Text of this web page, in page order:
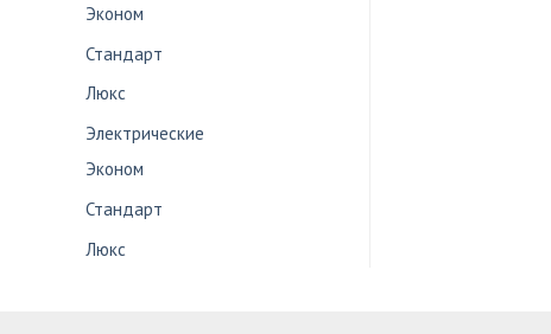
Эконом
Стандарт
Люкс
Электрические
Эконом
Стандарт
Люкс